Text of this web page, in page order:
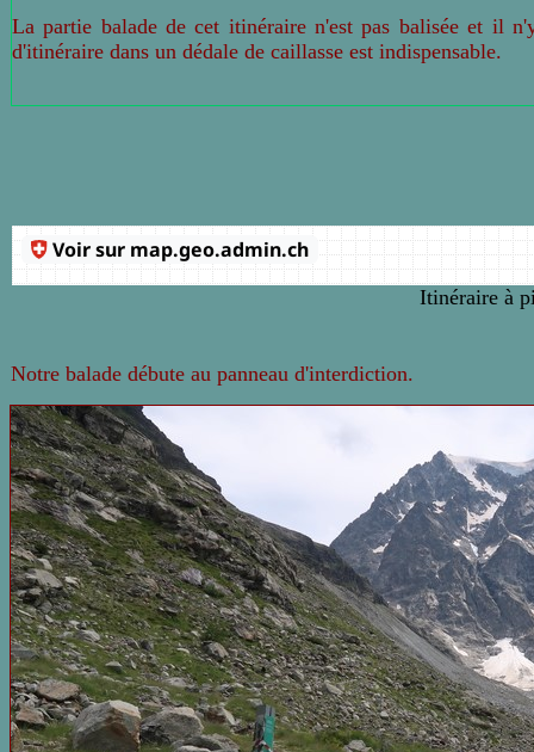
La partie balade de cet itinéraire n'est pas balisée et il
d'itinéraire dans un dédale de caillasse est indispensable.
Itinéraire à
Notre balade débute au panneau d'interdiction.